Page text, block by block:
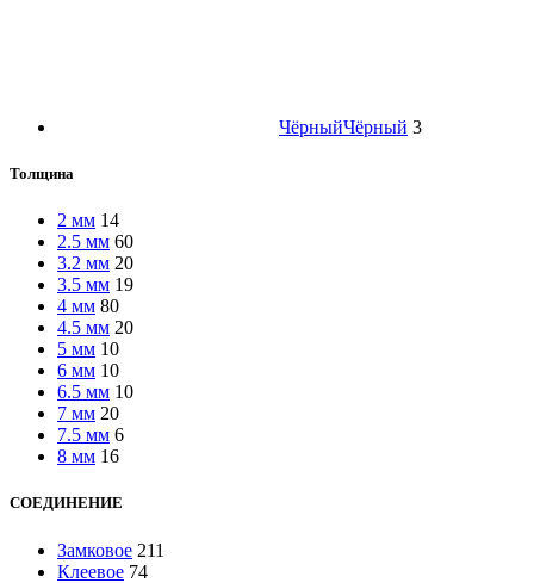
ЧёрныйЧёрный 3
Толщина
2 мм 14
2.5 мм 60
3.2 мм 20
3.5 мм 19
4 мм 80
4.5 мм 20
5 мм 10
6 мм 10
6.5 мм 10
7 мм 20
7.5 мм 6
8 мм 16
СОЕДИНЕНИЕ
Замковое 211
Клеевое 74